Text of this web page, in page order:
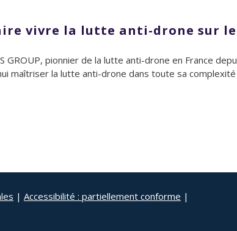
vivre la lutte anti-drone sur
GROUP, pionnier de la lutte anti-drone en France
maîtriser la lutte anti-drone dans toute sa
| Accessibilité : partiellement conforme |